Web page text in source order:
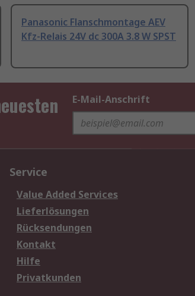
Panasonic Flanschmontage AEV
Kfz-Relais 24V dc 300A 3.8 W SPST
E-Mail-Anschrift
Service
Value Added Services
Lieferlösungen
Rücksendungen
Kontakt
Hilfe
Privatkunden